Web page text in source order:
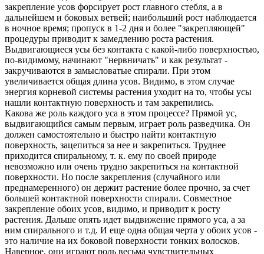
закрепление усов форсирует рост главного стебля, а в
дальнейшем и боковых ветвей; наибольший рост наблюдается
в ночное время; пропуск в 1-2 дня и более "закрепляющей"
процедуры приводит к замедлению роста растения.
Выдвигающиеся усы без контакта с какой-либо поверхностью,
по-видимому, начинают "нервничать" и как результат -
закручиваются в замысловатые спирали. При этом
увеличивается общая длина усов. Видимо, в этом случае
энергия корневой системы растения уходит на то, чтобы усы
нашли контактную поверхность и там закрепились.
Какова же роль каждого уса в этом процессе? Прямой ус,
выдвигающийся самым первым, играет роль разведчика. Он
должен самостоятельно и быстро найти контактную
поверхность, зацепиться за нее и закрепиться. Труднее
приходится спиральному, т. к. ему по своей природе
невозможно или очень трудно закрепиться на контактной
поверхности. Но после закрепления (случайного или
преднамеренного) он держит растение более прочно, за счет
большей контактной поверхности спирали. Совместное
закрепление обоих усов, видимо, и приводит к росту
растения. Дальше опять идет выдвижение прямого уса, а за
ним спирального и т.д. И еще одна общая черта у обоих усов -
это наличие на их боковой поверхности тонких волосков.
Наверное, они играют роль весьма чувствительных